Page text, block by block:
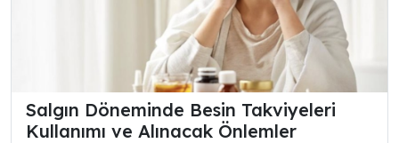
Salgın Döneminde Besin Takviyeleri
Kullanımı ve Alınacak Önlemler